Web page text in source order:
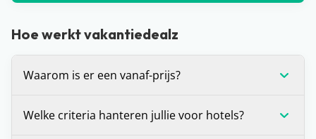
Hoe werkt vakantiedealz
Waarom is er een vanaf-prijs?
op dat moment de laagste prijs voor de vakantie
Welke criteria hanteren jullie voor hotels?